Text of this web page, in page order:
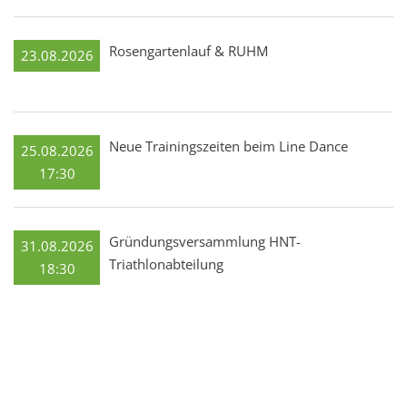
23.08.2026 Rosengartenlauf & RUHM
25.08.2026
17:30
Neue Trainingszeiten beim Line Dance
31.08.2026
18:30
Gründungsversammlung HNT-
Triathlonabteilung